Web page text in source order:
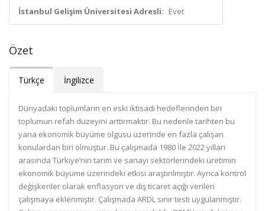
İstanbul Gelişim Üniversitesi Adresli: Evet
Özet
Türkçe İngilizce
Dünyadaki toplumların en eski iktisadi hedeflerinden biri
toplumun refah düzeyini arttırmaktır. Bu nedenle tarihten bu
yana ekonomik büyüme olgusu üzerinde en fazla çalışan
konulardan biri olmuştur. Bu çalışmada 1980 İle 2022 yılları
arasında Türkiye’nin tarım ve sanayi sektörlerindeki üretimin
ekonomik büyüme üzerindeki etkisi araştırılmıştır. Ayrıca kontrol
değişkenler olarak enflasyon ve dış ticaret açığı verileri
çalışmaya eklenmiştir. Çalışmada ARDL sınır testi uygulanmıştır.